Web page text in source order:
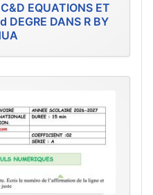
EQUATIONS ET
DEGRE DANS R BY